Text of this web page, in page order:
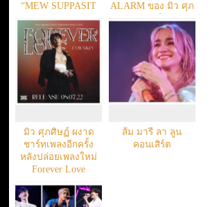
“MEW SUPPASIT
2023 BIRTHDAY
FAN MEETING”
ALARM ของ มิว ศุภ
ศิษฏ์
มิว ศุภศิษฏ์ ผงาด
ชาร์ทเพลงอีกครั้ง
หลังปล่อยเพลงใหม่
Forever Love
ส้ม มารี ลา ลูน
คอนเสิร์ต